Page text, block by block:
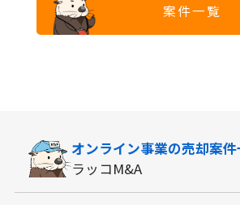
案件一覧
オンライン事業の売却案
ラッコM&A